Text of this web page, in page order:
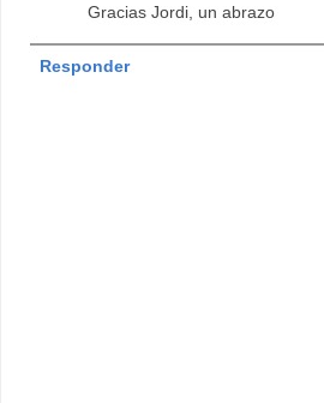
Gracias Jordi, un abrazo
Responder